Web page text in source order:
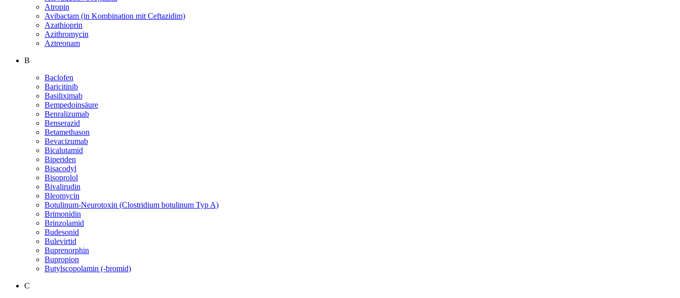
Atropin
Avibactam (in Kombination mit Ceftazidim)
Azathioprin
Azithromycin
Aztreonam
B
Baclofen
Baricitinib
Basiliximab
Bempedoinsäure
Benralizumab
Benserazid
Betamethason
Bevacizumab
Bicalutamid
Biperiden
Bisacodyl
Bisoprolol
Bivalirudin
Bleomycin
Botulinum-Neurotoxin (Clostridium botulinum Typ A)
Brimonidin
Brinzolamid
Budesonid
Bulevirtid
Buprenorphin
Bupropion
Butylscopolamin (-bromid)
C